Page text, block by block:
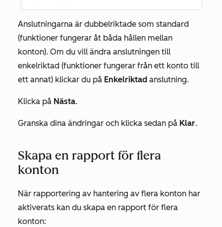
Anslutningarna är dubbelriktade som standard
(funktioner fungerar åt båda hållen mellan
konton). Om du vill ändra anslutningen till
enkelriktad (funktioner fungerar från ett konto till
ett annat) klickar du på Enkelriktad anslutning.
Klicka på Nästa.
Granska dina ändringar och klicka sedan på Klar.
Skapa en rapport för flera
konton
När rapportering av hantering av flera konton har
aktiverats kan du skapa en rapport för flera
konton: